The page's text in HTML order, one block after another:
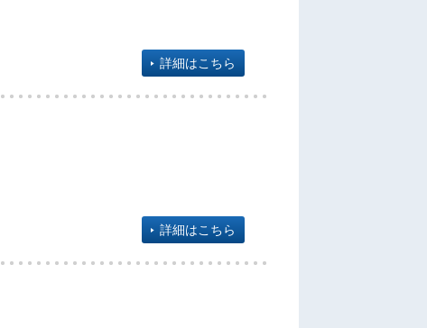
詳細はこちら
詳細はこちら